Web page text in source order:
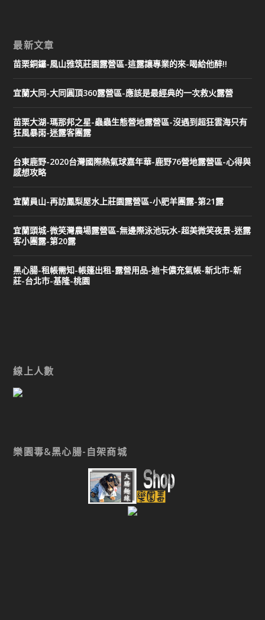
最新文章
苗栗銅鑼-風山雅筑莊園露營區-這露讓專業的來-喝給他醉!!
宜蘭大同-大同圓頂360露營區-應該是最經典的一次救火露營
苗栗大湖-瑪那邦之星-蟲蟲生態營地露營區-沒遇到超狂雲海只有
狂風暴雨-迷露客團露
台東鹿野-2020台灣國際熱氣球嘉年華-鹿野76營地露營區-心得與
感想攻略
宜蘭員山-再訪鳳梨屋水上莊園露營區-小肥羊團露-第21露
宜蘭頭城-微笑灣農場露營區-無邊際泳池玩水-超美微笑夜景-迷露
客小團露-第20露
黑心腸-租帳需知-帳篷出租-露營用品-迪卡儂充氣帳-新北市-新
莊-台北市-基隆-桃園
線上人數
樂園毒&黑心腸-自架商城